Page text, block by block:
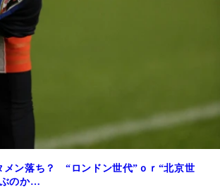
メン落ち？ “ロンドン世代”ｏｒ“北京世
のか…